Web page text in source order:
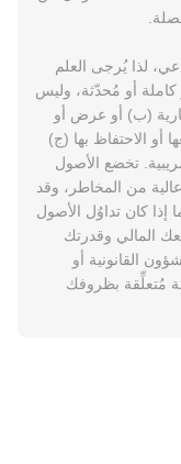
لذا يُرجى العلم
كاملة أو مُحدّثة، وليس
(ب) أو عرض أو
أو الاحتفاظ بها (ج)
تخضع الأصول
من المخاطر، وقد
إذا كان تداوُل الأصول
المالي وقدرتك
القانونية أو
مُتعلِّقة بظروفك